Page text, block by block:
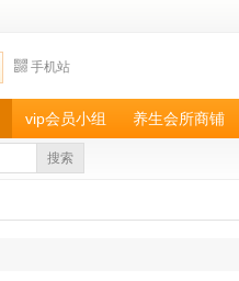
手机站
vip会员小组 养生会所商铺
搜索